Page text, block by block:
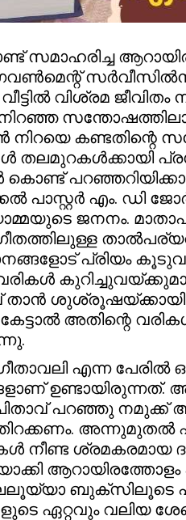
സമാഹരിച്ച
വിശ്രമ ജീവിതം
നിറഞ്ഞ
നിറയെ കണ്ടതിന്റെ
പാസ്റ്റർ എം. ഡി
ജനനം.
പ്രിയം
വരികൾ
താൻ
അതിന്റെ
എന്ന പേരിൽ
ഉണ്ടായിരുന്നത്.
പറഞ്ഞു നമുക്ക്
അന്നുമുതൽ
നീണ്ട ശ്രമകരമായ
ആറായിരത്തോളം
ബുക്സിലൂടെ
ഏറ്റവും വലിയ